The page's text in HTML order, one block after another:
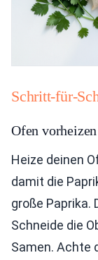
Schritt-für-
Ofen
Heize deinen
damit die
große Paprika.
Schneide die
Samen. Achte